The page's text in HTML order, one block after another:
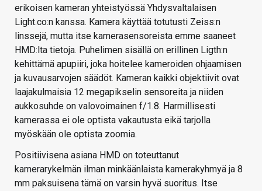
erikoisen kameran yhteistyössä Yhdysvaltalaisen
Light.co:n kanssa. Kamera käyttää totutusti Zeiss:n
linssejä, mutta itse kamerasensoreista emme saaneet
HMD:lta tietoja. Puhelimen sisällä on erillinen Ligth:n
kehittämä apupiiri, joka hoitelee kameroiden ohjaamisen
ja kuvausarvojen säädöt. Kameran kaikki objektiivit ovat
laajakulmaisia 12 megapikselin sensoreita ja niiden
aukkosuhde on valovoimainen f/1.8. Harmillisesti
kamerassa ei ole optista vakautusta eikä tarjolla
myöskään ole optista zoomia.
Positiivisena asiana HMD on toteuttanut
kamerarykelmän ilman minkäänlaista kamerakyhmyä ja 8
mm paksuisena tämä on varsin hyvä suoritus. Itse